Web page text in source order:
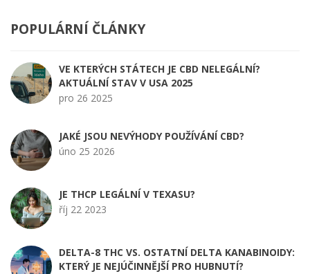
POPULÁRNÍ ČLÁNKY
VE KTERÝCH STÁTECH JE CBD NELEGÁLNÍ?
AKTUÁLNÍ STAV V USA 2025
pro 26 2025
JAKÉ JSOU NEVÝHODY POUŽÍVÁNÍ CBD?
úno 25 2026
JE THCP LEGÁLNÍ V TEXASU?
říj 22 2023
DELTA-8 THC VS. OSTATNÍ DELTA KANABINOIDY:
KTERÝ JE NEJÚČINNĚJŠÍ PRO HUBNUTÍ?